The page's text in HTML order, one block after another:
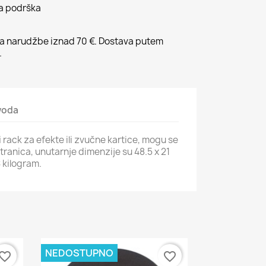
podrška
narudžbe iznad 70 €. Dostava putem
za efekte ili zvučne kartice, mogu se
unutarnje dimenzije su 48.5 x 21
kilogram.
NEDOSTUPNO favorite_border